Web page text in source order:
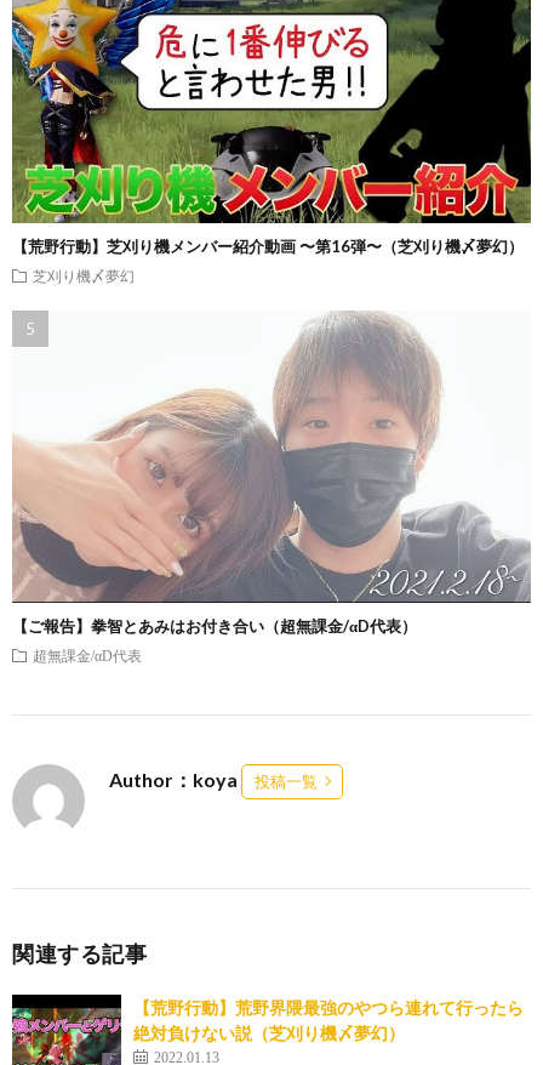
【荒野行動】芝刈り機メンバー紹介動画 〜第16弾〜（芝刈り機〆夢幻）
芝刈り機〆夢幻
【ご報告】拳智とあみはお付き合い（超無課金/αD代表）
超無課金/αD代表
Author：koya 投稿一覧
関連する記事
【荒野行動】荒野界隈最強のやつら連れて行ったら
絶対負けない説（芝刈り機〆夢幻）
2022.01.13